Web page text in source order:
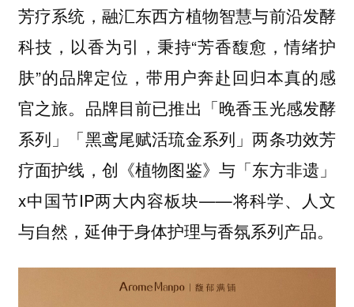
芳疗系统，融汇东西方植物智慧与前沿发酵
科技，以香为引，秉持“芳香馥愈，情绪护
肤”的品牌定位，带用户奔赴回归本真的感
官之旅。品牌目前已推出「晚香玉光感发酵
系列」「黑鸢尾赋活琉金系列」两条功效芳
疗面护线，创《植物图鉴》与「东方非遗」
x中国节IP两大内容板块——将科学、人文
与自然，延伸于身体护理与香氛系列产品。